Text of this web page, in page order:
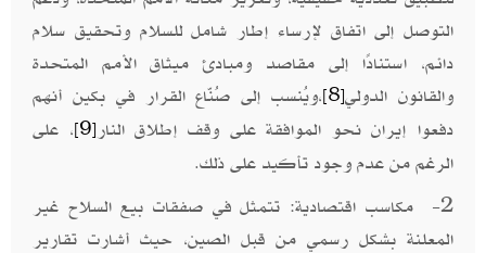
التوصل إلى اتفاق لإرساء إطار شامل للسلام وتحقيق سلام
دائم، استنادًا إلى مقاصد ومبادئ ميثاق الأمم المتحدة
والقانون الدولي[8]،ويُنسب إلى صُنّاع القرار في بكين أنهم
دفعوا إيران نحو الموافقة على وقف إطلاق النار [9]، على
الرغم من عدم وجود تأكيد على ذلك.
2- مكاسب اقتصادية: تتمثل في صفقات بيع السلاح غير
المعلنة بشكل رسمي من قبل الصين، حيث أشارت تقارير